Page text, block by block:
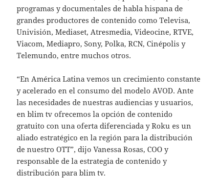
programas y documentales de habla hispana de
grandes productores de contenido como Televisa,
Univisión, Mediaset, Atresmedia, Videocine, RTVE,
Viacom, Mediapro, Sony, Polka, RCN, Cinépolis y
Telemundo, entre muchos otros.
“En América Latina vemos un crecimiento constante
y acelerado en el consumo del modelo AVOD. Ante
las necesidades de nuestras audiencias y usuarios,
en blim tv ofrecemos la opción de contenido
gratuito con una oferta diferenciada y Roku es un
aliado estratégico en la región para la distribución
de nuestro OTT”, dijo Vanessa Rosas, COO y
responsable de la estrategia de contenido y
distribución para blim tv.